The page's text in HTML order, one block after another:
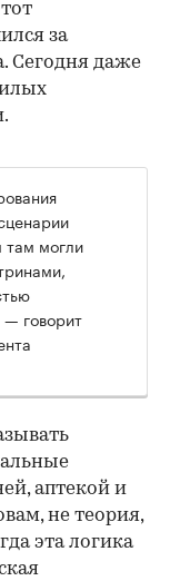
за
Сегодня даже
там могли
— говорит
аптекой и
не теория,
эта логика